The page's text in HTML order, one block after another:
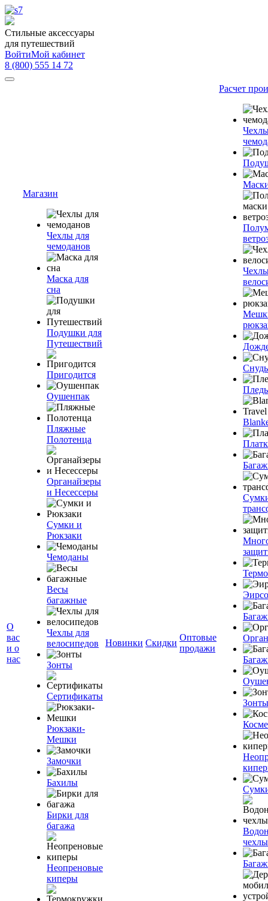
Стильные аксессуары
для путешествий
ВойтиМой кабинет
8 (800) 555 14 72
О
вас
и о
нас
Магазин
Чехлы для
чемоданов
Маска для
сна
Подушки для
Путешествий
Пригодится
Оушенпак
Пляжные
Полотенца
Органайзеры
и Несессеры
Сумки и
Рюкзаки
Чемоданы
Весы
багажные
Чехлы для
велосипедов
Зонты
Сертификаты
Рюкзаки-
Мешки
Замочки
Бахилы
Бирки для
багажа
Неопреновые
киперы
Новинки Скидки
Оптовые
продажи
Расчет
Зонты